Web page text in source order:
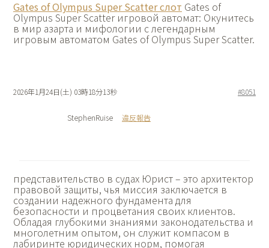
Gates of Olympus Super Scatter слот Gates of
Olympus Super Scatter игровой автомат: Окунитесь
в мир азарта и мифологии с легендарным
игровым автоматом Gates of Olympus Super Scatter.
2026年1月24日(土) 03時18分13秒 #8051
StephenRuise 違反報告
представительство в судах Юрист – это архитектор
правовой защиты, чья миссия заключается в
создании надежного фундамента для
безопасности и процветания своих клиентов.
Обладая глубокими знаниями законодательства и
многолетним опытом, он служит компасом в
лабиринте юридических норм, помогая